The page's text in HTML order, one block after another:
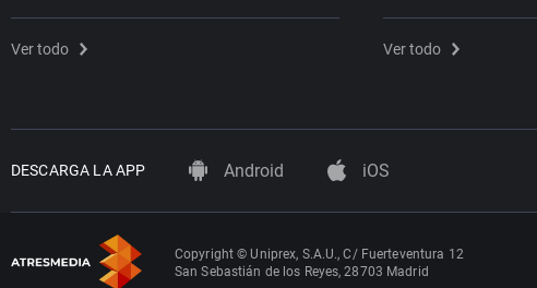
Ver todo Ver todo
DESCARGA LA APP Android iOS
Copyright © Uniprex, S.A.U., C/ Fuerteventura 12
San Sebastián de los Reyes, 28703 Madrid